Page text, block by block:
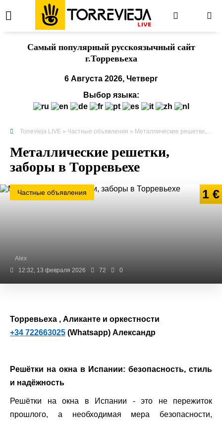
Cамый популярный русскоязычный сайт
г.Торревьеха
6 Августа 2026, Четверг
Выбор языка:
Torrevieja LIVE » Частные объявления » Металлические решетки, заборы в Торревьехе
Металлические решетки,
заборы в Торревьехе
1 €
Частные объявления
Alex
12:32, 13 февраля 2026
72 0
Торревьеха , Аликанте и оркестности
+34 722663025 (Whatsapp) Александр
Решётки на окна в Испании: безопасность, стиль
и надёжность
Решётки на окна в Испании - это не пережиток
прошлого, а необходимая мера безопасности,